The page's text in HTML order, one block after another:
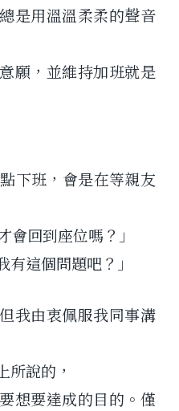
是用溫溫柔柔的聲音
願，並維持加班就是
下班，會是在等親友
會回到座位嗎？」
有這個問題吧？」
我由衷佩服我同事溝
所說的，
想要達成的目的。僅